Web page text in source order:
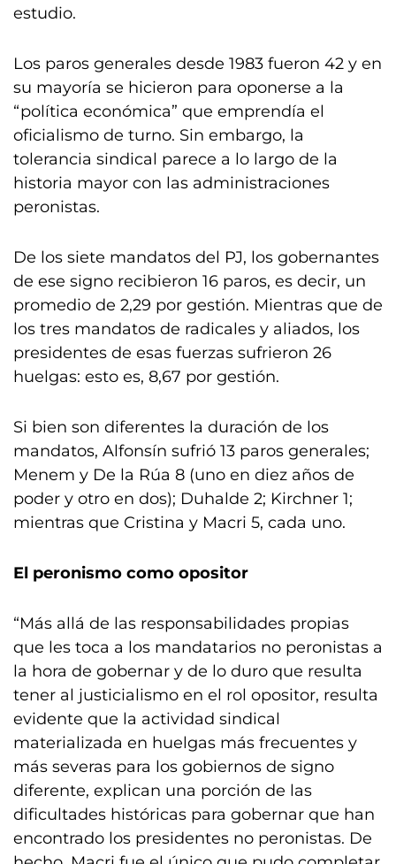
estudio.
Los paros generales desde 1983 fueron 42 y en
su mayoría se hicieron para oponerse a la
“política económica” que emprendía el
oficialismo de turno. Sin embargo, la
tolerancia sindical parece a lo largo de la
historia mayor con las administraciones
peronistas.
De los siete mandatos del PJ, los gobernantes
de ese signo recibieron 16 paros, es decir, un
promedio de 2,29 por gestión. Mientras que de
los tres mandatos de radicales y aliados, los
presidentes de esas fuerzas sufrieron 26
huelgas: esto es, 8,67 por gestión.
Si bien son diferentes la duración de los
mandatos, Alfonsín sufrió 13 paros generales;
Menem y De la Rúa 8 (uno en diez años de
poder y otro en dos); Duhalde 2; Kirchner 1;
mientras que Cristina y Macri 5, cada uno.
El peronismo como opositor
“Más allá de las responsabilidades propias
que les toca a los mandatarios no peronistas a
la hora de gobernar y de lo duro que resulta
tener al justicialismo en el rol opositor, resulta
evidente que la actividad sindical
materializada en huelgas más frecuentes y
más severas para los gobiernos de signo
diferente, explican una porción de las
dificultades históricas para gobernar que han
encontrado los presidentes no peronistas. De